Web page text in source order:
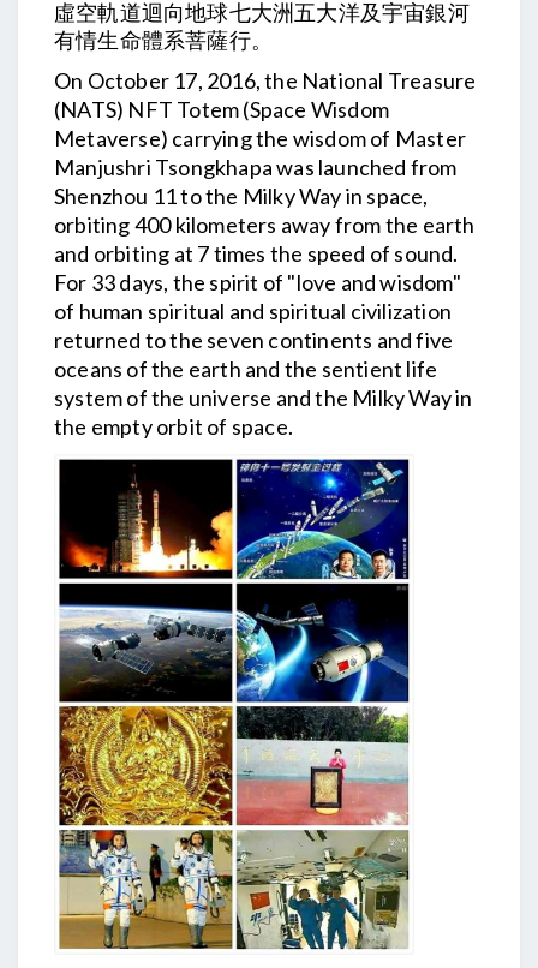
虛空軌道迴向地球七大洲五大洋及宇宙銀河
有情生命體系菩薩行。
On October 17, 2016, the National Treasure
(NATS) NFT Totem (Space Wisdom
Metaverse) carrying the wisdom of Master
Manjushri Tsongkhapa was launched from
Shenzhou 11 to the Milky Way in space,
orbiting 400 kilometers away from the earth
and orbiting at 7 times the speed of sound.
For 33 days, the spirit of "love and wisdom"
of human spiritual and spiritual civilization
returned to the seven continents and five
oceans of the earth and the sentient life
system of the universe and the Milky Way in
the empty orbit of space.